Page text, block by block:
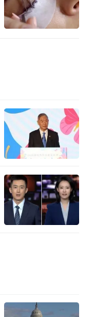
现出了惊人
每一首歌都
秀，无疑让
潜力与值得